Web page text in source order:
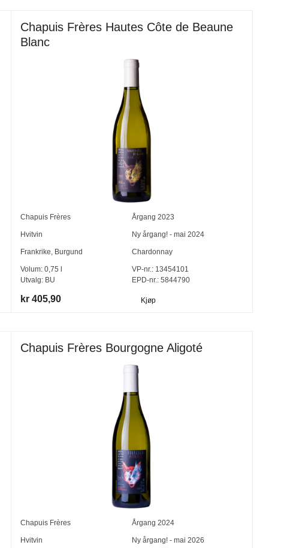
Chapuis Frères Hautes Côte de Beaune
Blanc
Chapuis Frères Årgang 2023
Hvitvin Ny årgang! - mai 2024
Frankrike, Burgund Chardonnay
Volum: 0,75
Utvalg: BU
VP-nr.:13454101
EPD-nr.: 5844790
kr 405,90 Kjøp
Chapuis Frères Bourgogne Aligoté
Chapuis Frères Årgang 2024
Hvitvin Ny årgang! - mai 2026